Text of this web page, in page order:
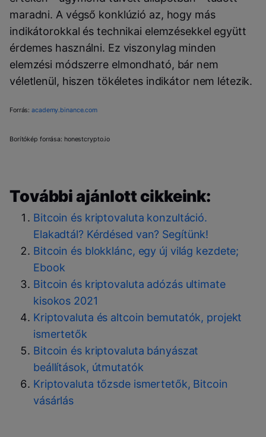
maradni. A végső konklúzió az, hogy más
indikátorokkal és technikai elemzésekkel együtt
érdemes használni. Ez viszonylag minden
elemzési módszerre elmondható, bár nem
véletlenül, hiszen tökéletes indikátor nem létezik.
Forrás:academy.binance.com
Borítókép forrása: honestcrypto.io
További ajánlott cikkeink:
Bitcoin és kriptovaluta konzultáció.
Elakadtál? Kérdésed van? Segítünk!
Bitcoin és blokklánc, egy új világ kezdete;
Ebook
Bitcoin és kriptovaluta adózás ultimate
kisokos 2021
Kriptovaluta és altcoin bemutatók, projekt
ismertetők
Bitcoin és kriptovaluta bányászat
beállítások, útmutatók
Kriptovaluta tőzsde ismertetők, Bitcoin
vásárlás